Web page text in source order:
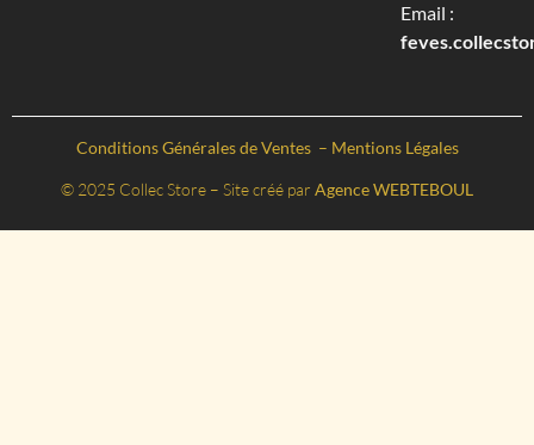
Email :
Conditions Générales de Ventes – Mentions Légales
© 2025 Collec Store – Site créé par Agence WEBTEBOUL